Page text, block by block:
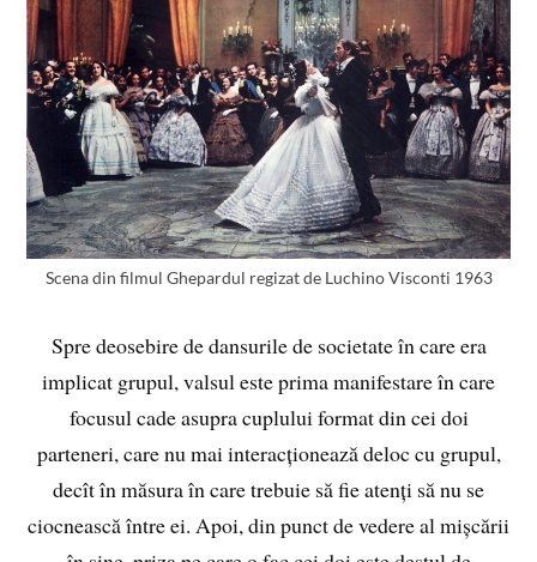
Scena din filmul Ghepardul regizat de Luchino Visconti 1963
Spre deosebire de dansurile de societate în care era
implicat grupul, valsul este prima manifestare în care
focusul cade asupra cuplului format din cei doi
parteneri, care nu mai interacționează deloc cu grupul,
decît în măsura în care trebuie să fie atenți să nu se
ciocnească între ei. Apoi, din punct de vedere al mișcării